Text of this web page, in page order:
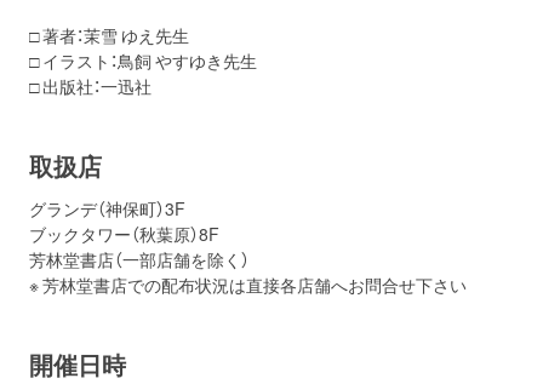
□ 著者：茉雪 ゆえ先生
□ イラスト：鳥飼 やすゆき先生
□ 出版社：一迅社
取扱店
グランデ（神保町）3F
ブックタワー（秋葉原）8F
芳林堂書店（一部店舗を除く）
※ 芳林堂書店での配布状況は直接各店舗へお問合せ下さい
開催日時